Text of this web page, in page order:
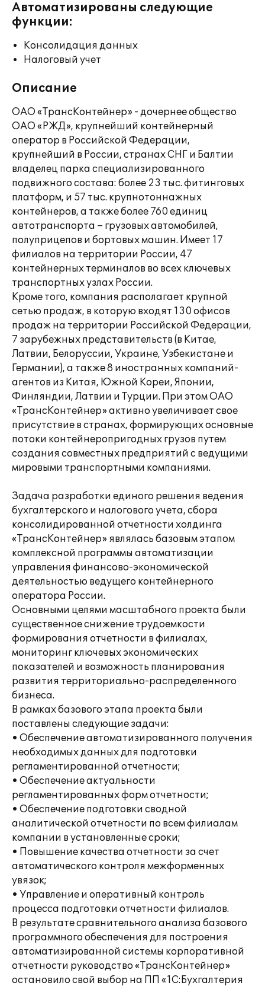
Автоматизированы следующие
функции:
Консолидация данных
Налоговый учет
Описание
ОАО «ТрансКонтейнер» - дочернее общество
ОАО «РЖД», крупнейший контейнерный
оператор в Российской Федерации,
крупнейший в России, странах СНГ и Балтии
владелец парка специализированного
подвижного состава: более 23 тыс. фитинговых
платформ, и 57 тыс. крупнотоннажных
контейнеров, а также более 760 единиц
автотранспорта – грузовых автомобилей,
полуприцепов и бортовых машин. Имеет 17
филиалов на территории России, 47
контейнерных терминалов во всех ключевых
транспортных узлах России.
Кроме того, компания располагает крупной
сетью продаж, в которую входят 130 офисов
продаж на территории Российской Федерации,
7 зарубежных представительств (в Китае,
Латвии, Белоруссии, Украине, Узбекистане и
Германии), а также 8 иностранных компаний-
агентов из Китая, Южной Кореи, Японии,
Финляндии, Латвии и Турции. При этом ОАО
«ТрансКонтейнер» активно увеличивает свое
присутствие в странах, формирующих основные
потоки контейнеропригодных грузов путем
создания совместных предприятий с ведущими
мировыми транспортными компаниями.
Задача разработки единого решения ведения
бухгалтерского и налогового учета, сбора
консолидированной отчетности холдинга
«ТрансКонтейнер» являлась базовым этапом
комплексной программы автоматизации
управления финансово-экономической
деятельностью ведущего контейнерного
оператора России.
Основными целями масштабного проекта были
существенное снижение трудоемкости
формирования отчетности в филиалах,
мониторинг ключевых экономических
показателей и возможность планирования
развития территориально-распределенного
бизнеса.
В рамках базового этапа проекта были
поставлены следующие задачи:
• Обеспечение автоматизированного получения
необходимых данных для подготовки
регламентированной отчетности;
• Обеспечение актуальности
регламентированных форм отчетности;
• Обеспечение подготовки сводной
аналитической отчетности по всем филиалам
компании в установленные сроки;
• Повышение качества отчетности за счет
автоматического контроля межформенных
увязок;
• Управление и оперативный контроль
процесса подготовки отчетности филиалов.
В результате сравнительного анализа базового
программного обеспечения для построения
автоматизированной системы корпоративной
отчетности руководство «ТрансКонтейнер»
остановило свой выбор на ПП «1С:Бухгалтерия